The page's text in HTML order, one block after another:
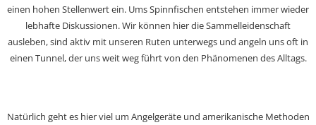
einen hohen Stellenwert ein. Ums Spinnfischen entstehen immer wieder
lebhafte Diskussionen. Wir können hier die Sammelleidenschaft
ausleben, sind aktiv mit unseren Ruten unterwegs und angeln uns oft in
einen Tunnel, der uns weit weg führt von den Phänomenen des Alltags.
Natürlich geht es hier viel um Angelgeräte und amerikanische Methoden